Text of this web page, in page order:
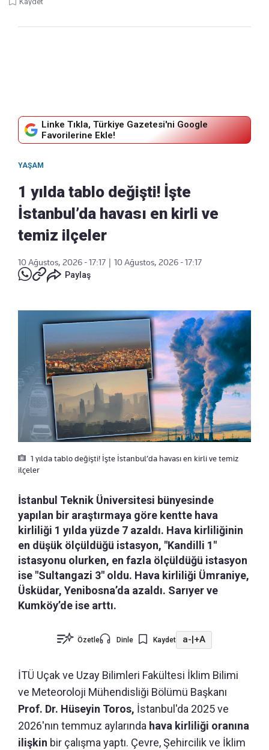
Linke Tıkla, Türkiye Gazetesi'ni Google
Favorilerine Ekle!
YAŞAM
1 yılda tablo değişti! İşte
İstanbul’da havası en kirli ve
temiz ilçeler
10 Ağustos, 2026 - 17:17
10 Ağustos, 2026 - 17:17
Paylaş
1 yılda tablo değişti! İşte İstanbul’da havası en kirli ve temiz
ilçeler
İstanbul Teknik Üniversitesi bünyesinde
yapılan bir araştırmaya göre kentte hava
kirliliği 1 yılda yüzde 7 azaldı. Hava kirliliğinin
en düşük ölçüldüğü istasyon, "Kandilli 1"
istasyonu olurken, en fazla ölçüldüğü istasyon
ise "Sultangazi 3" oldu. Hava kirliliği Ümraniye,
Üsküdar, Yenibosna’da azaldı. Sarıyer ve
Kumköy’de ise arttı.
Özetle Dinle Kaydet a-|+A
İTÜ Uçak ve Uzay Bilimleri Fakültesi İklim Bilimi
ve Meteoroloji Mühendisliği Bölümü Başkanı
Prof. Dr. Hüseyin Toros, İstanbul'da 2025 ve
2026'nın temmuz aylarında hava kirliliği oranına
ilişkin bir çalışma yaptı. Çevre, Şehircilik ve İklim